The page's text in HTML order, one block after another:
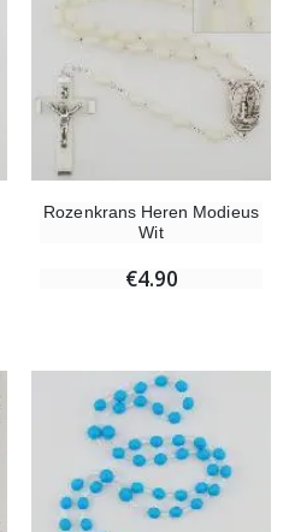
Rozenkrans Heren Modieus
Wit
€4.90